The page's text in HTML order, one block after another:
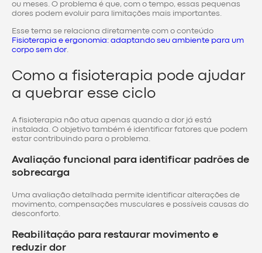
ou meses. O problema é que, com o tempo, essas pequenas
dores podem evoluir para limitações mais importantes.
Esse tema se relaciona diretamente com o conteúdo
Fisioterapia e ergonomia: adaptando seu ambiente para um
corpo sem dor
Como a fisioterapia pode ajudar
a quebrar esse ciclo
A fisioterapia não atua apenas quando a dor já está
instalada. O objetivo também é identificar fatores que podem
estar contribuindo para o problema.
Avaliação funcional para identificar padrões de
sobrecarga
Uma avaliação detalhada permite identificar alterações de
movimento, compensações musculares e possíveis causas do
desconforto.
Reabilitação para restaurar movimento e
reduzir dor